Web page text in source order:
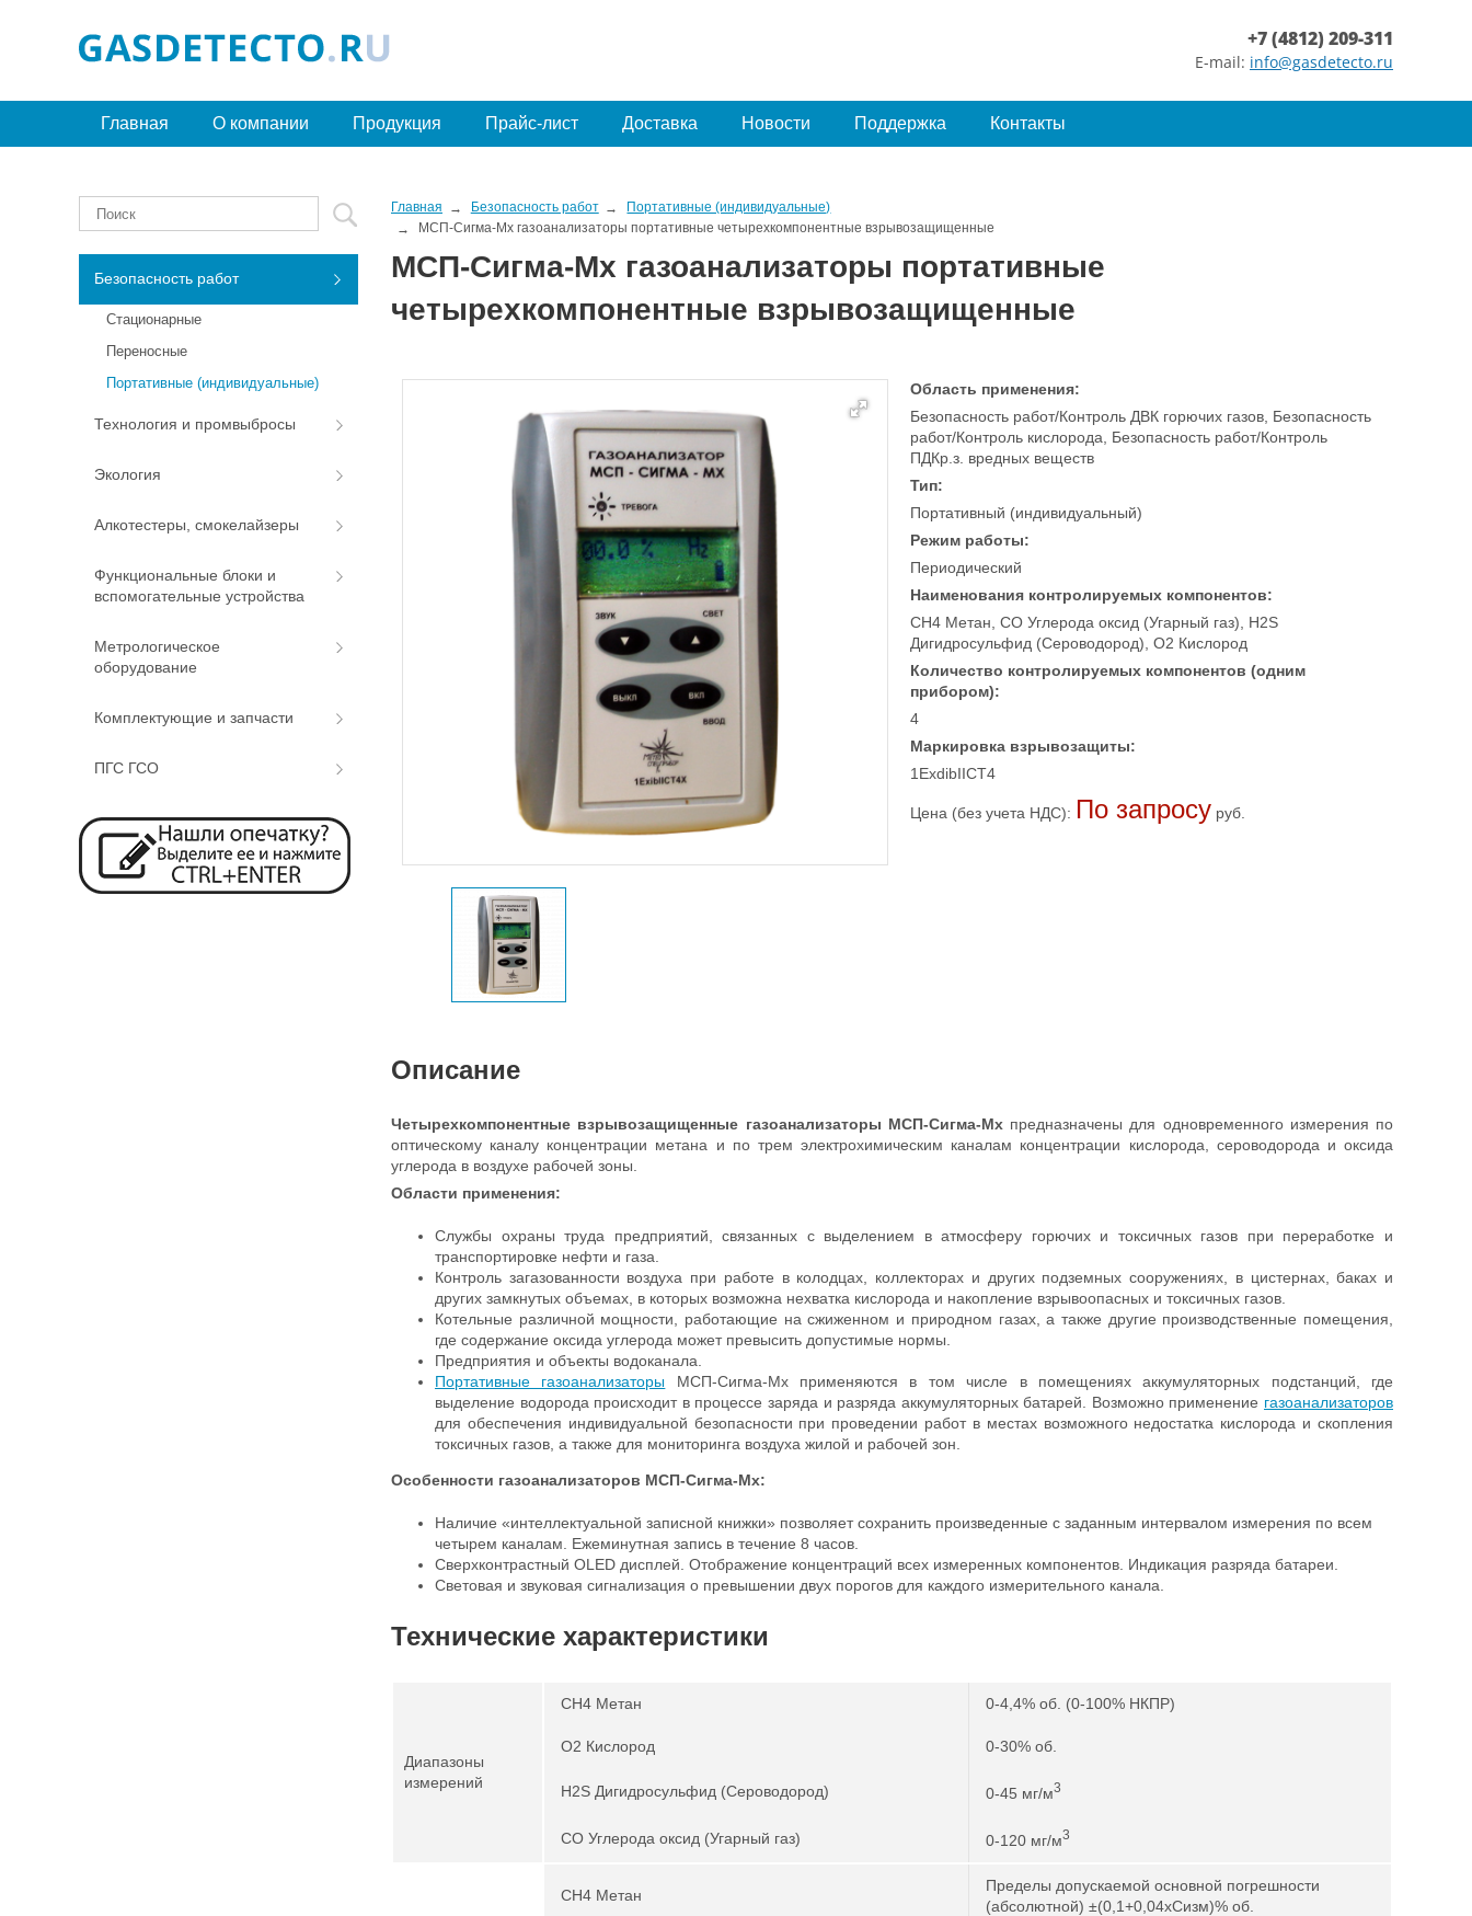
+7 (4812) 209-311
E-mail: info@gasdetecto.ru
Главная О компании Продукция Прайс-лист Доставка Новости Поддержка Контакты
Главная Безопасность работ
Портативные (индивидуальные)
МСП-Сигма-Mx газоанализаторы портативные четырехкомпонентные взрывозащищенные
МСП-Сигма-Mx газоанализаторы портативные
четырехкомпонентные взрывозащищенные
Область применения:
Безопасность работ/Контроль ДВК горючих газов, Безопасность
работ/Контроль кислорода, Безопасность работ/Контроль
ПДКр.з. вредных веществ
Тип:
Портативный (индивидуальный)
Режим работы:
Периодический
Наименования контролируемых компонентов:
CH4 Метан, CO Углерода оксид (Угарный газ), H2S
Дигидросульфид (Сероводород), O2 Кислород
Количество контролируемых компонентов (одним
прибором):
4
Маркировка взрывозащиты:
1ExdibIICT4
Цена (без учета НДС): По запросу руб.
Описание
Четырехкомпонентные взрывозащищенные газоанализаторы МСП-Сигма-Mx предназначены для одновременного измерения по
оптическому каналу концентрации метана и по трем электрохимическим каналам концентрации кислорода, сероводорода и оксида
углерода в воздухе рабочей зоны.
Области применения:
Службы охраны труда предприятий, связанных с выделением в атмосферу горючих и токсичных газов при переработке и
транспортировке нефти и газа.
Контроль загазованности воздуха при работе в колодцах, коллекторах и других подземных сооружениях, в цистернах, баках и
других замкнутых объемах, в которых возможна нехватка кислорода и накопление взрывоопасных и токсичных газов.
Котельные различной мощности, работающие на сжиженном и природном газах, а также другие производственные помещения,
где содержание оксида углерода может превысить допустимые нормы.
Предприятия и объекты водоканала.
Портативные газоанализаторы МСП-Сигма-Mx применяются в том числе в помещениях аккумуляторных подстанций, где
выделение водорода происходит в процессе заряда и разряда аккумуляторных батарей. Возможно применение газоанализаторов
для обеспечения индивидуальной безопасности при проведении работ в местах возможного недостатка кислорода и скопления
токсичных газов, а также для мониторинга воздуха жилой и рабочей зон.
Особенности газоанализаторов МСП-Сигма-Mx:
Наличие «интеллектуальной записной книжки» позволяет сохранить произведенные с заданным интервалом измерения по всем
четырем каналам. Ежеминутная запись в течение 8 часов.
Сверхконтрастный OLED дисплей. Отображение концентраций всех измеренных компонентов. Индикация разряда батареи.
Световая и звуковая сигнализация о превышении двух порогов для каждого измерительного канала.
Технические характеристики
Диапазоны
измерений
CH4 Метан 0-4,4% об. (0-100% НКПР)
O2 Кислород 0-30% об.
H2S Дигидросульфид (Сероводород) 0-45 мг/м3
CO Углерода оксид (Угарный газ) 0-120 мг/м3
CH4 Метан
Пределы допускаемой основной погрешности
(абсолютной) ±(0,1+0,04xСизм)% об.
Безопасность работ
Стационарные
Переносные
Портативные (индивидуальные)
Технология и промвыбросы
Экология
Алкотестеры, смокелайзеры
Функциональные блоки и
вспомогательные устройства
Метрологическое
оборудование
Комплектующие и запчасти
ПГС ГСО